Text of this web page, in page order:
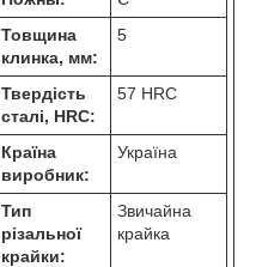
Товщина
клинка, мм:
5
Твердість
сталі, HRC:
57 HRC
Країна
виробник:
Україна
Тип
різальної
крайки:
Звичайна
крайка